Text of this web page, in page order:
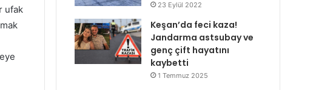
ufak
23 Eylül 2022
Keşan’da feci kaza!
Jandarma astsubay ve
genç çift hayatını
kaybetti
1 Temmuz 2025